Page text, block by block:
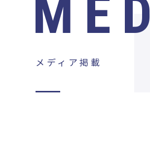
MED
メディア掲載